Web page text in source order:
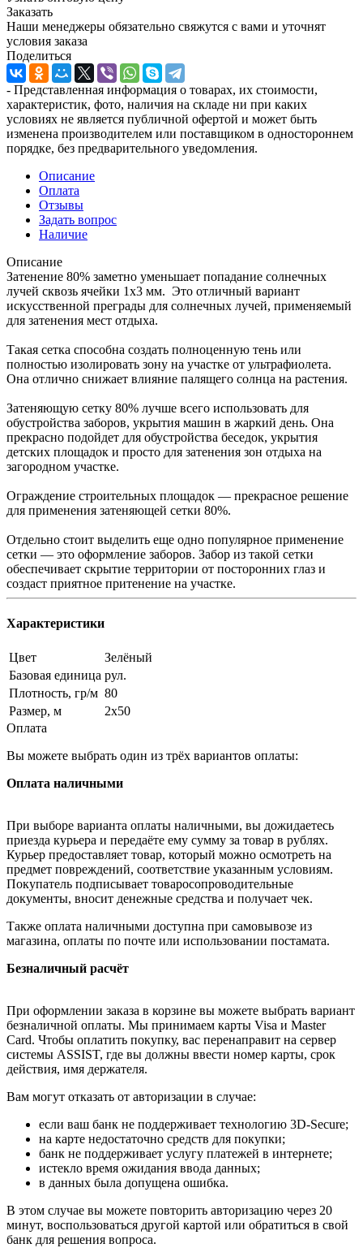
Заказать
Наши менеджеры обязательно свяжутся с вами и уточнят
условия заказа
Поделиться
- Представленная информация о товарах, их стоимости,
характеристик, фото, наличия на складе ни при каких
условиях не является публичной офертой и может быть
изменена производителем или поставщиком в одностороннем
порядке, без предварительного уведомления.
Описание
Оплата
Отзывы
Задать вопрос
Наличие
Описание
Затенение 80% заметно уменьшает попадание солнечных
лучей сквозь ячейки 1х3 мм. Это отличный вариант
искусственной преграды для солнечных лучей, применяемый
для затенения мест отдыха.
Такая сетка способна создать полноценную тень или
полностью изолировать зону на участке от ультрафиолета.
Она отлично снижает влияние палящего солнца на растения.
Затеняющую сетку 80% лучше всего использовать для
обустройства заборов, укрытия машин в жаркий день. Она
прекрасно подойдет для обустройства беседок, укрытия
детских площадок и просто для затенения зон отдыха на
загородном участке.
Ограждение строительных площадок — прекрасное решение
для применения затеняющей сетки 80%.
Отдельно стоит выделить еще одно популярное применение
сетки — это оформление заборов. Забор из такой сетки
обеспечивает скрытие территории от посторонних глаз и
создаст приятное притенение на участке.
Характеристики
Цвет
Зелёный
Базовая единица рул.
Плотность, гр/м 80
Размер, м
2x50
Оплата
Вы можете выбрать один из трёх вариантов оплаты:
Оплата наличными
При выборе варианта оплаты наличными, вы дожидаетесь
приезда курьера и передаёте ему сумму за товар в рублях.
Курьер предоставляет товар, который можно осмотреть на
предмет повреждений, соответствие указанным условиям.
Покупатель подписывает товаросопроводительные
документы, вносит денежные средства и получает чек.
Также оплата наличными доступна при самовывозе из
магазина, оплаты по почте или использовании постамата.
Безналичный расчёт
При оформлении заказа в корзине вы можете выбрать вариант
безналичной оплаты. Мы принимаем карты Visa и Master
Card. Чтобы оплатить покупку, вас перенаправит на сервер
системы ASSIST, где вы должны ввести номер карты, срок
действия, имя держателя.
Вам могут отказать от авторизации в случае:
если ваш банк не поддерживает технологию 3D-Secure;
на карте недостаточно средств для покупки;
банк не поддерживает услугу платежей в интернете;
истекло время ожидания ввода данных;
в данных была допущена ошибка.
В этом случае вы можете повторить авторизацию через 20
минут, воспользоваться другой картой или обратиться в свой
банк для решения вопроса.